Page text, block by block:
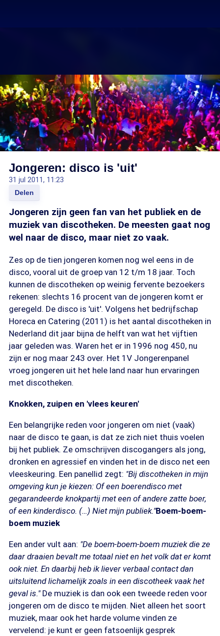
Jongeren: disco is 'uit'
31 jul 2011, 11:23
Delen
Jongeren zijn geen fan van het publiek en de
muziek van discotheken. De meesten gaat nog
wel naar de disco, maar niet zo vaak.
Zes op de tien jongeren komen nog wel eens in de
disco, vooral uit de groep van 12 t/m 18 jaar. Toch
kunnen de discotheken op weinig fervente bezoekers
rekenen: slechts 16 procent van de jongeren komt er
geregeld. De disco is 'uit'. Volgens het bedrijfschap
Horeca en Catering (2011) is het aantal discotheken in
Nederland dit jaar bijna de helft van wat het vijftien
jaar geleden was. Waren het er in 1996 nog 450, nu
zijn er nog maar 243 over. Het 1V Jongerenpanel
vroeg jongeren uit het hele land naar hun ervaringen
met discotheken.
Knokken, zuipen en 'vlees keuren'
Een belangrijke reden voor jongeren om niet (vaak)
naar de disco te gaan, is dat ze zich niet thuis voelen
bij het publiek. Ze omschrijven discogangers als jong,
dronken en agressief en vinden het in de disco net een
vleeskeuring. Een panellid zegt: "Bij discotheken in mijn
omgeving kun je kiezen: Of een boerendisco met
gegarandeerde knokpartij met een of andere zatte boer,
of een kinderdisco. (…) Niet mijn publiek."Boem-boem-
boem muziek
Een ander vult aan: "De boem-boem-boem muziek die ze
daar draaien bevalt me totaal niet en het volk dat er komt
ook niet. En daarbij heb ik liever verbaal contact dan
uitsluitend lichamelijk zoals in een discotheek vaak het
geval is."De muziek is dan ook een tweede reden voor
jongeren om de disco te mijden. Niet alleen het soort
muziek, maar ook het harde volume vinden ze
vervelend: je kunt er geen fatsoenlijk gesprek